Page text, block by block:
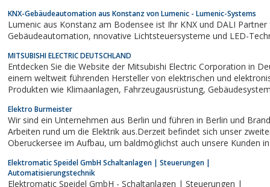
KNX-Gebäudeautomation aus Konstanz von Lumenic - Lumenic-Systems
Lumenic aus Konstanz am Bodensee ist Ihr KNX und DALI
Gebäudeautomation, nnovative Lichtsteuersysteme und LED-
MITSUBISHI ELECTRIC DEUTSCHLAND
Entdecken Sie die Website der Mitsubishi Electric Corporation in
einem weltweit führenden Hersteller von elektrischen und
Produkten wie Klimaanlagen, Fahrzeugausrüstung, Gebäudesystemen,
Informations- und Kommunikationssystemen,...
Elektro Burmeister
Wir sind ein Unternehmen aus Berlin und führen in Berlin und
Arbeiten rund um die Elektrik aus.Derzeit befindet sich unser
Oberuckersee im Aufbau, um baldmöglichst auch unsere Kunden in den
Photovoltaik...
Elektromatic Speidel GmbH Schaltanlagen | Steuerungen |
Automatisierungstechnik
Elektromatic Speidel GmbH - Schaltanlagen | Steuerungen |